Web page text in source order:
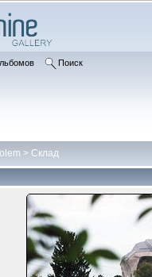
Поиск
> Склад